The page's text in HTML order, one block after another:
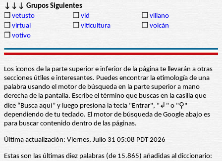
↓↓↓ Grupos Siguientes
❒ vetusto ❒ vid ❒ villano
❒ virtual ❒ viticultura ❒ volcán
❒ votivo
Los iconos de la parte superior e inferior de la página te llevarán a otras
secciones útiles e interesantes. Puedes encontrar la etimología de una
palabra usando el motor de búsqueda en la parte superior a mano
derecha de la pantalla. Escribe el término que buscas en la casilla que
dice “Busca aquí” y luego presiona la tecla "Entrar", "↲" o "⚲"
dependiendo de tu teclado. El motor de búsqueda de Google abajo es
para buscar contenido dentro de las páginas.
Última actualización: Viernes, Julio 31 05:08 PDT 2026
Estas son las últimas diez palabras (de 15.865) añadidas al diccionario: